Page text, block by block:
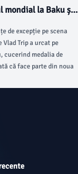
mondial la Baku și
de excepție pe scena
Trip a urcat pe
cucerind medalia de
că face parte din noua